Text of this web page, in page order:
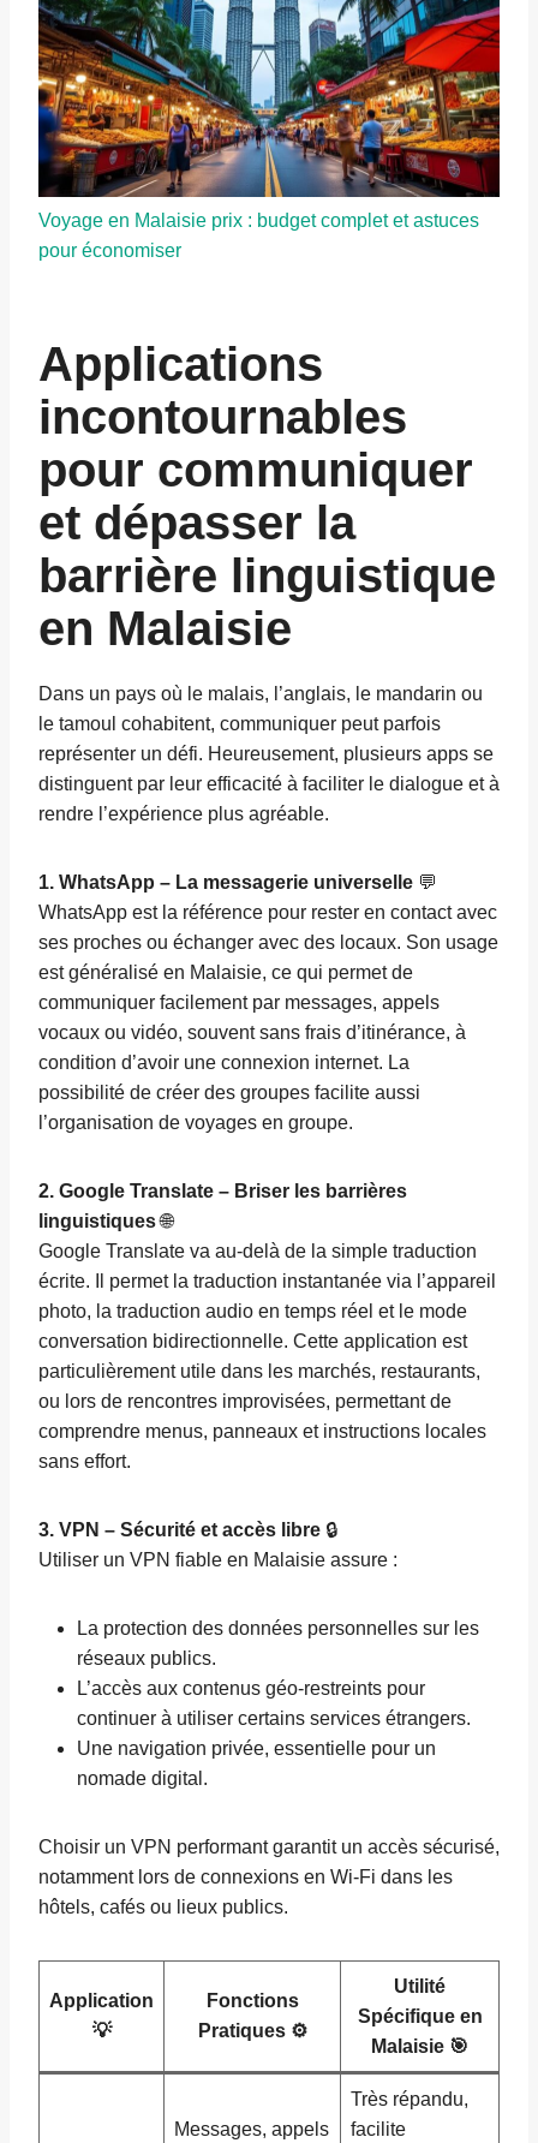
Voyage en Malaisie prix : budget complet et astuces
pour économiser
Applications
incontournables
pour communiquer
et dépasser la
barrière linguistique
en Malaisie
Dans un pays où le malais, l’anglais, le mandarin ou
le tamoul cohabitent, communiquer peut parfois
représenter un défi. Heureusement, plusieurs apps se
distinguent par leur efficacité à faciliter le dialogue et à
rendre l’expérience plus agréable.
1. WhatsApp – La messagerie universelle 💬
WhatsApp est la référence pour rester en contact avec
ses proches ou échanger avec des locaux. Son usage
est généralisé en Malaisie, ce qui permet de
communiquer facilement par messages, appels
vocaux ou vidéo, souvent sans frais d’itinérance, à
condition d’avoir une connexion internet. La
possibilité de créer des groupes facilite aussi
l’organisation de voyages en groupe.
2. Google Translate – Briser les barrières
linguistiques🌐
Google Translate va au-delà de la simple traduction
écrite. Il permet la traduction instantanée via l’appareil
photo, la traduction audio en temps réel et le mode
conversation bidirectionnelle. Cette application est
particulièrement utile dans les marchés, restaurants,
ou lors de rencontres improvisées, permettant de
comprendre menus, panneaux et instructions locales
sans effort.
3. VPN – Sécurité et accès libre 🔒
Utiliser un VPN fiable en Malaisie assure :
La protection des données personnelles sur les
réseaux publics.
L’accès aux contenus géo-restreints pour
continuer à utiliser certains services étrangers.
Une navigation privée, essentielle pour un
nomade digital.
Choisir un VPN performant garantit un accès sécurisé,
notamment lors de connexions en Wi-Fi dans les
hôtels, cafés ou lieux publics.
Application
💡
Fonctions
Pratiques ⚙️
Utilité
Spécifique en
Malaisie 🎯
Messages, appels
Très répandu,
facilite